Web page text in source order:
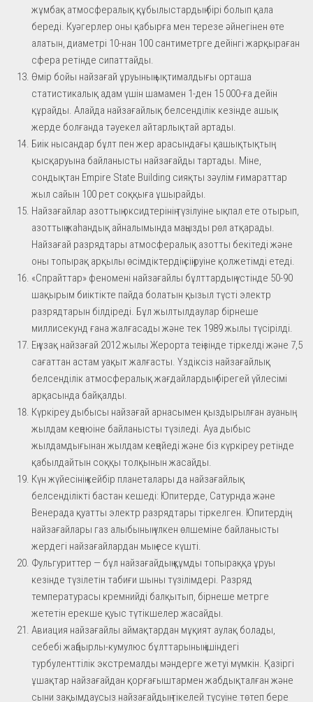
жұмбақ атмосфералық құбылыстардың бірі болып қала
береді. Куәгерлер оны қабырға мен терезе әйнегінен өте
алатын, диаметрі 10-нан 100 сантиметрге дейінгі жарқыраған
сфера ретінде сипаттайды.
Өмір бойы найзағай ұруының ықтималдығы орташа
статистикалық адам үшін шамамен 1-ден 15 000-ға дейін
құрайды. Алайда найзағайлық белсенділік кезінде ашық
жерде болғанда тәуекел айтарлықтай артады.
Биік нысандар бұлт пен жер арасындағы қашықтықтың
қысқаруына байланысты найзағайды тартады. Міне,
сондықтан Empire State Building сияқты зәулім ғимараттар
жыл сайын 100 рет соққыға ұшырайды.
Найзағайлар азоттың оксидтерінің түзілуіне ықпал ете отырып,
азоттың жаһандық айналымында маңызды рөл атқарады.
Найзағай разрядтары атмосфералық азотты бекітеді және
оны топырақ арқылы өсімдіктердің сіңіруіне қолжетімді етеді.
«Спрайттар» феномені найзағайлы бұлттардың үстінде 50-90
шақырым биіктікте пайда болатын қызыл түсті электр
разрядтарын білдіреді. Бұл жылтылдаулар бірнеше
миллисекунд ғана жалғасады және тек 1989 жылы түсірілді.
Ең ұзақ найзағай 2012 жылы Жерорта теңізінде тіркелді және 7,5
сағаттан астам уақыт жалғасты. Үздіксіз найзағайлық
белсенділік атмосфералық жағдайлардың бірегей үйлесімі
арқасында байқалды.
Күркіреу дыбысы найзағай арнасымен қыздырылған ауаның
жылдам кеңеюіне байланысты түзіледі. Ауа дыбыс
жылдамдығынан жылдам кеңейеді және біз күркіреу ретінде
қабылдайтын соққы толқынын жасайды.
Күн жүйесінің кейбір планеталары да найзағайлық
белсенділікті бастан кешеді: Юпитерде, Сатурнда және
Венерада қуатты электр разрядтары тіркелген. Юпитердің
найзағайлары газ алыбының үлкен өлшеміне байланысты
жердегі найзағайлардан мың есе күшті.
Фульгуриттер — бұл найзағайдың құмды топыраққа ұруы
кезінде түзілетін табиғи шыны түзілімдері. Разряд
температурасы кремнийді балқытып, бірнеше метрге
жететін ерекше қуыс түтікшелер жасайды.
Авиация найзағайлы аймақтардан мұқият аулақ болады,
себебі жаңбырлы-кумулюс бұлттарының ішіндегі
турбуленттілік экстремалды мәндерге жетуі мүмкін. Қазіргі
ұшақтар найзағайдан қорғағыштармен жабдықталған және
сыни зақымдаусыз найзағайдың тікелей түсуіне төтеп бере